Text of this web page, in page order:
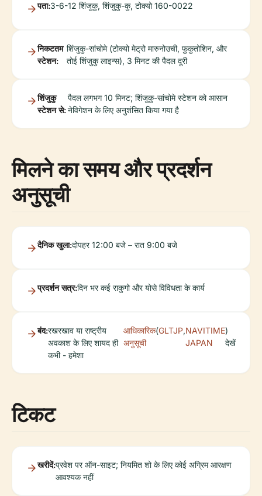
पता:3-6-12 शिंजुकु, शिंजुकु-कु, टोक्यो 160-0022
निकटतम
स्टेशन:
शिंजुकु-सांचोमे (टोक्यो मेट्रो मारुनोउची, फुकुतोशिन, और
तोई शिंजुकु लाइन्स), 3 मिनट की पैदल दूरी
शिंजुकु
स्टेशन से:
पैदल लगभग 10 मिनट; शिंजुकु-सांचोमे स्टेशन को आसान
नेविगेशन के लिए अनुशंसित किया गया है
मिलने का समय और प्रदर्शन
अनुसूची
दैनिक खुला:दोपहर 12:00 बजे – रात 9:00 बजे
प्रदर्शन सत्र:दिन भर कई राकुगो और योसे विविधता के कार्य
बंद:रखरखाव या राष्ट्रीय
अवकाश के लिए शायद ही
कभी - हमेशा
आधिकारिक
अनुसूची
(GLTJP,NAVITIME
JAPAN
)
देखें
टिकट
खरीदें:प्रवेश पर ऑन-साइट; नियमित शो के लिए कोई अग्रिम आरक्षण
आवश्यक नहीं